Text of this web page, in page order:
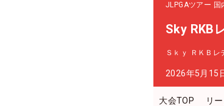
JLPGAツアー 国
Sky RKB
Ｓｋｙ ＲＫＢレ
2026年5月15
大会TOP リ